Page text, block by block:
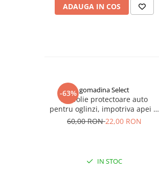
ADAUGA IN COS
-63% gomadina Select
Set folie protectoare auto
pentru oglinzi, impotriva apei si
aburului, Film Protect
60,00 RON22,00 RON
IN STOC